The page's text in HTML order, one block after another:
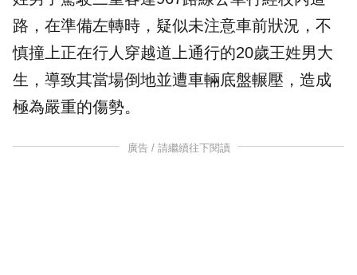
路，在準備左轉時，疑似未注意車前狀況，不
慎撞上正在行人穿越道上通行的20歲王姓男大
生，導致其當場倒地並遭車輛底盤輾壓，造成
極為嚴重的傷勢。
廣告 / 請繼續往下閱讀